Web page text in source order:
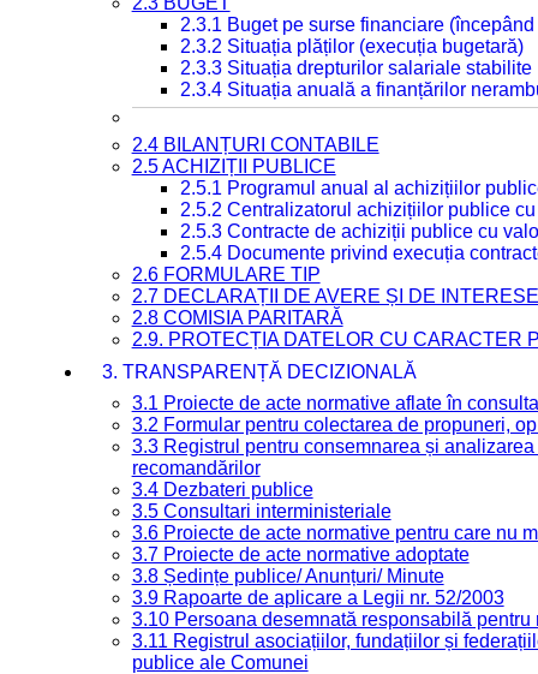
2.3.1 Buget pe surse financiare
2.3.2 Situația plăților (execuția bugetară)
2.3.3 Situația drepturilor salariale
2.3.4 Situația anuală a finanțărilor
2.4 BILANȚURI CONTABILE
2.5 ACHIZIȚII PUBLICE
2.5.1 Programul anual al achizițiilor
2.5.2 Centralizatorul achizițiilor publice
2.5.3 Contracte de achiziții publice cu
2.5.4 Documente privind execuția
2.6 FORMULARE TIP
2.7 DECLARAȚII DE AVERE ȘI DE INTERESE
2.8 COMISIA PARITARĂ
2.9. PROTECȚIA DATELOR CU CARACTER
3. TRANSPARENȚĂ DECIZIONALĂ
3.1 Proiecte de acte normative aflate în
3.2 Formular pentru colectarea de propuneri,
3.3 Registrul pentru consemnarea și
recomandărilor
3.4 Dezbateri publice
3.5 Consultari interministeriale
3.6 Proiecte de acte normative pentru care nu
3.7 Proiecte de acte normative adoptate
3.8 Ședințe publice/ Anunțuri/ Minute
3.9 Rapoarte de aplicare a Legii nr. 52/2003
3.10 Persoana desemnată responsabilă
3.11 Registrul asociațiilor, fundațiilor și
publice ale Comunei